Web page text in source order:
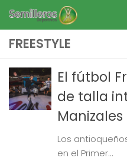
Saltar al contenido
FREESTYLE
El fútbol
de talla
Manizales
Los
en el Primer...